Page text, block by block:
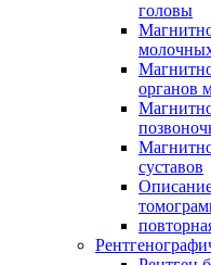
головы
органов
суставов